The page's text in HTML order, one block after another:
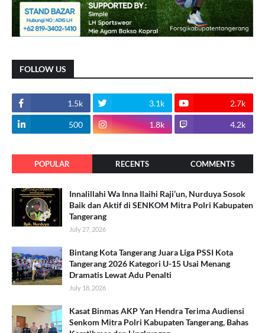
FOLLOW US
1.5k 3.1k 2.7k
500 1.8k 4.2k
POPULAR RECENTS COMMENTS
Innalillahi Wa Inna Ilaihi Raji’un, Nurduya Sosok
Baik dan Aktif di SENKOM Mitra Polri Kabupaten
Tangerang
July 27, 2026
Bintang Kota Tangerang Juara Liga PSSI Kota
Tangerang 2026 Kategori U-15 Usai Menang
Dramatis Lewat Adu Penalti
July 18, 2026
Kasat Binmas AKP Yan Hendra Terima Audiensi
Senkom Mitra Polri Kabupaten Tangerang, Bahas